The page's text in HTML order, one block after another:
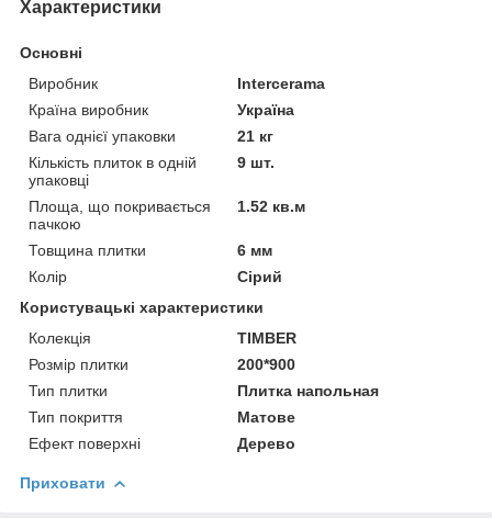
Характеристики
Основні
Виробник
Intercerama
Країна виробник
Україна
Вага однієї упаковки
21 кг
Кількість плиток в одній
упаковці
9 шт.
Площа, що покривається
пачкою
1.52 кв.м
Товщина плитки
6 мм
Колір
Сірий
Користувацькі характеристики
Колекція
TIMBER
Розмір плитки
200*900
Тип плитки
Плитка напольная
Тип покриття
Матове
Ефект поверхні
Дерево
Приховати